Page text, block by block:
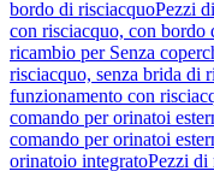
bordo di risciacquoPezzi
con risciacquo, con bordo
ricambio per Senza
risciacquo, senza brida di
funzionamento con
comando per orinatoi
comando per orinatoi
orinatoio integratoPezzi di